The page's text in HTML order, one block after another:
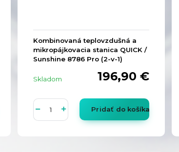
Kombinovaná teplovzdušná a
mikropájkovacia stanica QUICK /
Sunshine 8786 Pro (2-v-1)
196,90 €
Skladom
Pridať do košíka